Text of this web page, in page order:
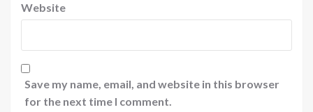
Website
Save my name, email, and website in this browser
for the next time I comment.